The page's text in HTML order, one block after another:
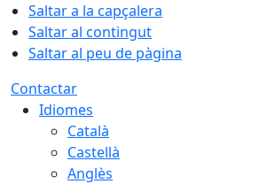
Saltar a la capçalera
Saltar al contingut
Saltar al peu de pàgina
Contactar
Idiomes
Català
Castellà
Anglès